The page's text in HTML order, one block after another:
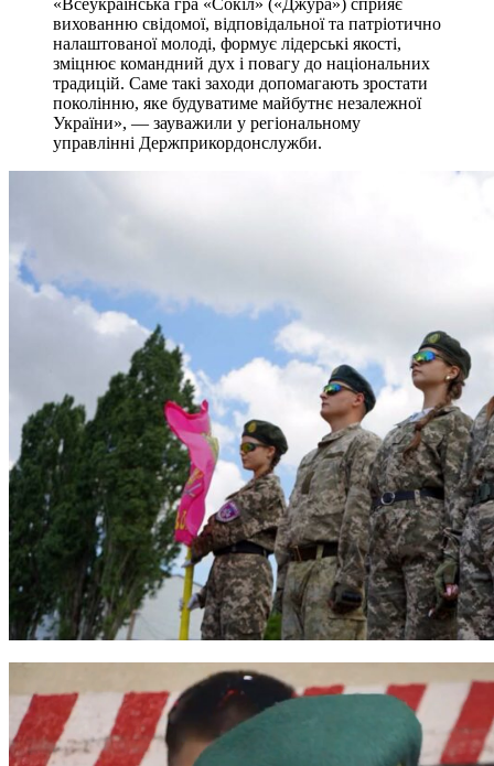
вихованню свідомої, відповідальної та патріотично
налаштованої молоді, формує лідерські якості,
зміцнює командний дух і повагу до національних
традицій. Саме такі заходи допомагають зростати
поколінню, яке будуватиме майбутнє незалежної
України», — зауважили у регіональному
управлінні Держприкордонслужби.